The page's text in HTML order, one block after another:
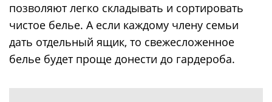
позволяют легко складывать и сортировать
чистое белье. А если каждому члену семьи
дать отдельный ящик, то свежесложенное
белье будет проще донести до гардероба.